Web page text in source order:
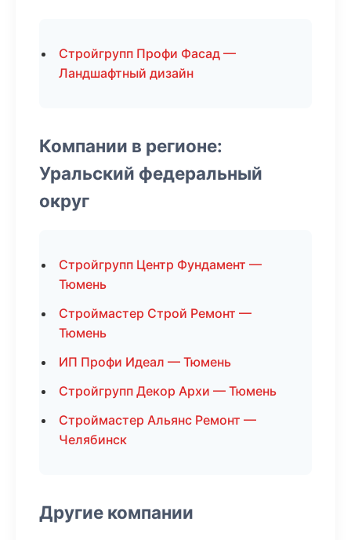
Стройгрупп Профи Фасад —
Ландшафтный дизайн
Компании в регионе:
Уральский федеральный
округ
Стройгрупп Центр Фундамент —
Тюмень
Строймастер Строй Ремонт —
Тюмень
ИП Профи Идеал — Тюмень
Стройгрупп Декор Архи — Тюмень
Строймастер Альянс Ремонт —
Челябинск
Другие компании